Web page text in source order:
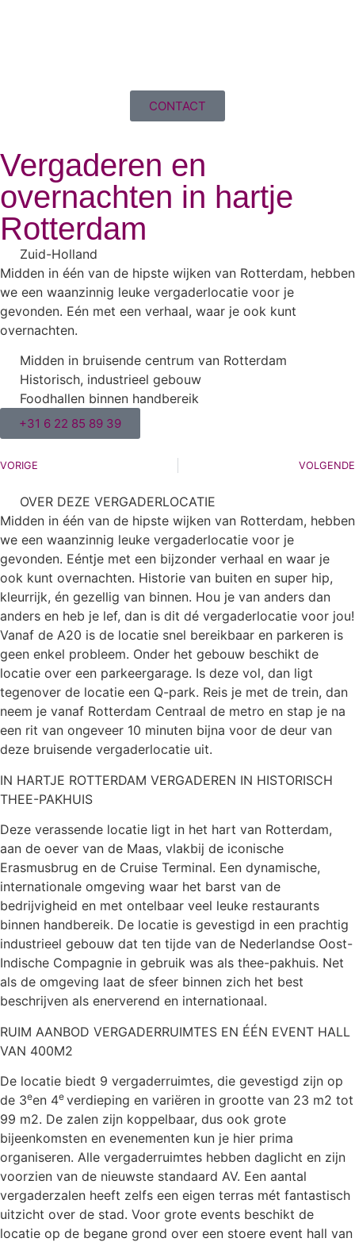
CONTACT
Vergaderen en
overnachten in hartje
Rotterdam
Zuid-Holland
Midden in één van de hipste wijken van Rotterdam, hebben
we een waanzinnig leuke vergaderlocatie voor je
gevonden. Eén met een verhaal, waar je ook kunt
overnachten.
Midden in bruisende centrum van Rotterdam
Historisch, industrieel gebouw
Foodhallen binnen handbereik
+31 6 22 85 89 39
VORIGE VOLGENDE
OVER DEZE VERGADERLOCATIE
Midden in één van de hipste wijken van Rotterdam, hebben
we een waanzinnig leuke vergaderlocatie voor je
gevonden. Eéntje met een bijzonder verhaal en waar je
ook kunt overnachten. Historie van buiten en super hip,
kleurrijk, én gezellig van binnen. Hou je van anders dan
anders en heb je lef, dan is dit dé vergaderlocatie voor jou!
Vanaf de A20 is de locatie snel bereikbaar en parkeren is
geen enkel probleem. Onder het gebouw beschikt de
locatie over een parkeergarage. Is deze vol, dan ligt
tegenover de locatie een Q-park. Reis je met de trein, dan
neem je vanaf Rotterdam Centraal de metro en stap je na
een rit van ongeveer 10 minuten bijna voor de deur van
deze bruisende vergaderlocatie uit.
IN HARTJE ROTTERDAM VERGADEREN IN HISTORISCH
THEE-PAKHUIS
Deze verassende locatie ligt in het hart van Rotterdam,
aan de oever van de Maas, vlakbij de iconische
Erasmusbrug en de Cruise Terminal. Een dynamische,
internationale omgeving waar het barst van de
bedrijvigheid en met ontelbaar veel leuke restaurants
binnen handbereik. De locatie is gevestigd in een prachtig
industrieel gebouw dat ten tijde van de Nederlandse Oost-
Indische Compagnie in gebruik was als thee-pakhuis. Net
als de omgeving laat de sfeer binnen zich het best
beschrijven als enerverend en internationaal.
RUIM AANBOD VERGADERRUIMTES EN ÉÉN EVENT HALL
VAN 400M2
De locatie biedt 9 vergaderruimtes, die gevestigd zijn op
de 3een 4e verdieping en variëren in grootte van 23 m2 tot
99 m2. De zalen zijn koppelbaar, dus ook grote
bijeenkomsten en evenementen kun je hier prima
organiseren. Alle vergaderruimtes hebben daglicht en zijn
voorzien van de nieuwste standaard AV. Een aantal
vergaderzalen heeft zelfs een eigen terras mét fantastisch
uitzicht over de stad. Voor grote events beschikt de
locatie op de begane grond over een stoere event hall van